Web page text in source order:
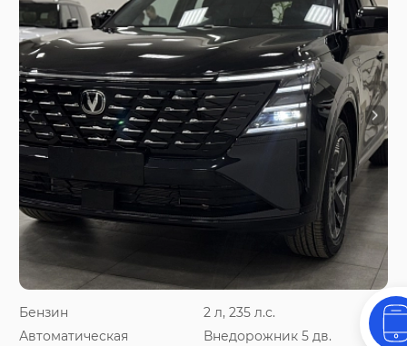
Бензин
2 л, 235 л.с.
Автоматическая
Внедорожник 5 дв.